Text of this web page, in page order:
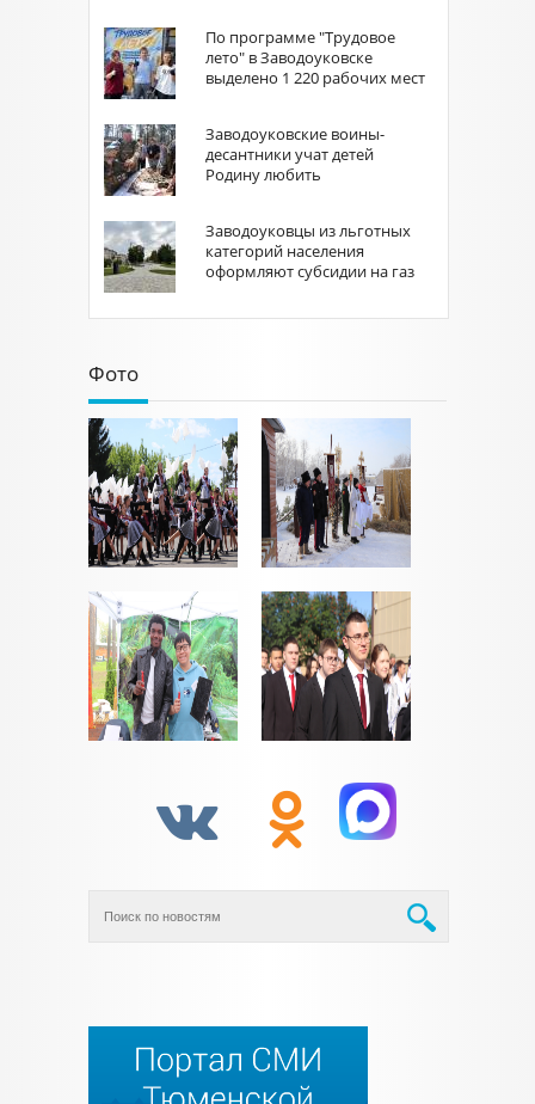
По программе "Трудовое
лето" в Заводоуковске
выделено 1 220 рабочих мест
Заводоуковские воины-
десантники учат детей
Родину любить
Заводоуковцы из льготных
категорий населения
оформляют субсидии на газ
Фото